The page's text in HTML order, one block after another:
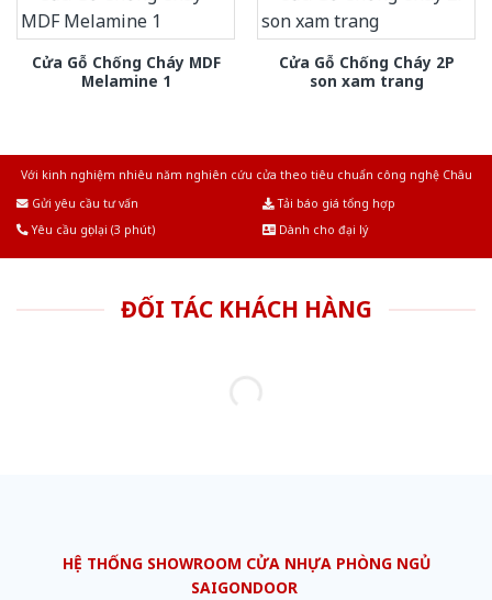
Cửa Gỗ Chống Cháy MDF
Melamine 1
Cửa Gỗ Chống Cháy 2P
son xam trang
Với kinh nghiệm nhiêu năm nghiên cứu cửa theo tiêu chuẩn công nghệ Châu
Gửi yêu cầu tư vấn
Tải báo giá tổng hợp
Yêu cầu gọi lại (3 phút)
Dành cho đại lý
ĐỐI TÁC KHÁCH HÀNG
HỆ THỐNG SHOWROOM CỬA NHỰA PHÒNG NGỦ
SAIGONDOOR